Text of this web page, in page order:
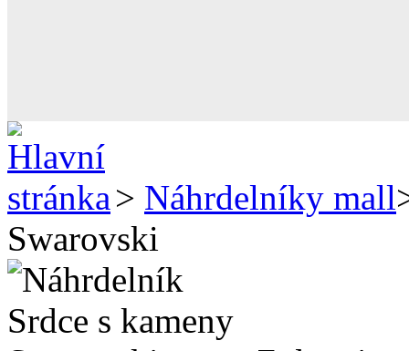
> Náhrdelníky mall
Swarovski